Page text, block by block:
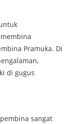
Pramuka. Di
di gugus
sangat